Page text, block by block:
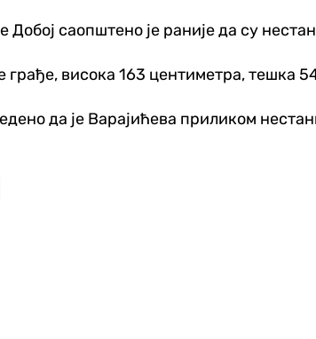
Добој саопштено је раније да су
грађе, висока 163 центиметра, тешка
да је Варајићева приликом